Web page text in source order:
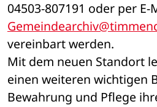
vereinbart werden.
Mit dem neuen Standort
einen weiteren wichtigen
Bewahrung und Pflege